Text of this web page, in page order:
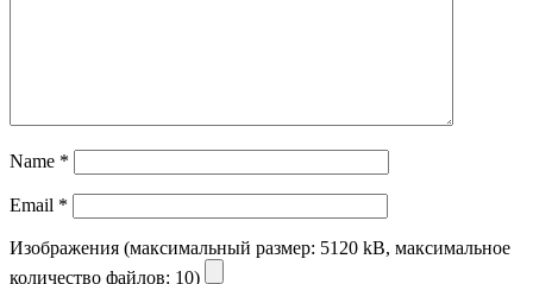
Name *
Email *
Изображения (максимальный размер: 5120 kB, максимальное
количество файлов: 10)